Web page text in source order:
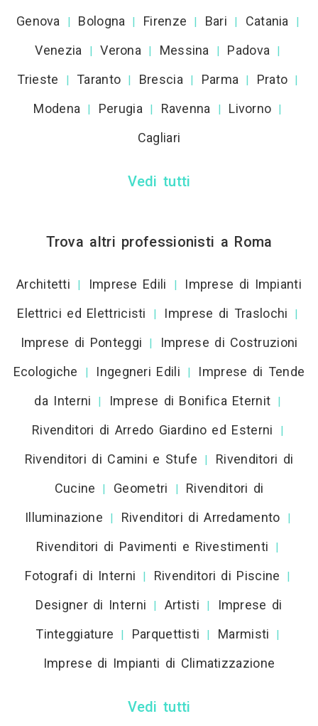
Genova | Bologna | Firenze | Bari | Catania |
Venezia | Verona | Messina | Padova |
Trieste | Taranto | Brescia | Parma | Prato |
Modena | Perugia | Ravenna | Livorno |
Cagliari
Vedi tutti
Trova altri professionisti a Roma
Architetti | Imprese Edili |
Imprese di Impianti
Elettrici ed Elettricisti
| Imprese di Traslochi |
Imprese di Ponteggi |
Imprese di Costruzioni
Ecologiche
| Ingegneri Edili |
Imprese di Tende
da Interni
| Imprese di Bonifica Eternit |
Rivenditori di Arredo Giardino ed Esterni |
Rivenditori di Camini e Stufe |
Rivenditori di
Cucine
| Geometri |
Rivenditori di
Illuminazione
| Rivenditori di Arredamento |
Rivenditori di Pavimenti e Rivestimenti |
Fotografi di Interni | Rivenditori di Piscine |
Designer di Interni | Artisti |
Imprese di
Tinteggiature
| Parquettisti | Marmisti |
Imprese di Impianti di Climatizzazione
Vedi tutti